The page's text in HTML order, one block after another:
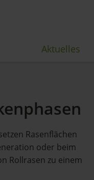
Aktuelles
Rasenflächen
oder beim
Rollrasen zu einem